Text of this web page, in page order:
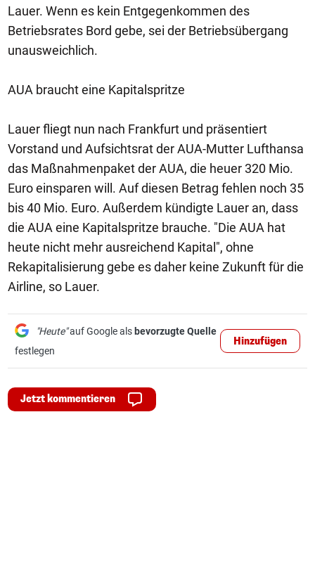
Lauer. Wenn es kein Entgegenkommen des
Betriebsrates Bord gebe, sei der Betriebsübergang
unausweichlich.
AUA braucht eine Kapitalspritze
Lauer fliegt nun nach Frankfurt und präsentiert
Vorstand und Aufsichtsrat der AUA-Mutter Lufthansa
das Maßnahmenpaket der AUA, die heuer 320 Mio.
Euro einsparen will. Auf diesen Betrag fehlen noch 35
bis 40 Mio. Euro. Außerdem kündigte Lauer an, dass
die AUA eine Kapitalspritze brauche. "Die AUA hat
heute nicht mehr ausreichend Kapital", ohne
Rekapitalisierung gebe es daher keine Zukunft für die
Airline, so Lauer.
"Heute"auf Google als bevorzugte Quelle
festlegen
Hinzufügen
Jetzt kommentieren